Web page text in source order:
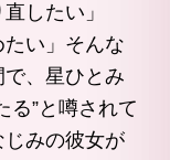
したい」
たい」そんな
、星ひとみ
る”と噂されて
みの彼女が